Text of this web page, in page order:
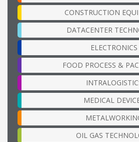
CONSTRUCTION
DATACENTER
ELECTRONICS
FOOD PROCESS &
MEDICAL
OIL GAS